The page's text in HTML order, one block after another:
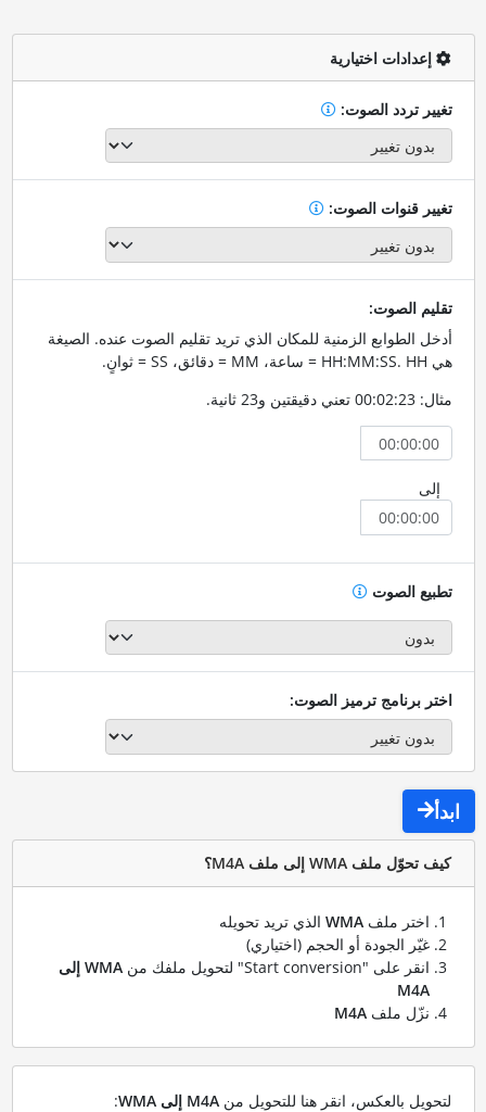
إعدادات اختيارية
تغيير تردد الصوت:
تغيير قنوات الصوت:
تقليم الصوت:
أدخل الطوابع الزمنية للمكان الذي تريد تقليم الصوت عنده. الصيغة
هي HH:MM:SS. HH = ساعة، MM = دقائق، SS = ثوانٍ.
مثال: 00:02:23 تعني دقيقتين و23 ثانية.
إلى
تطبيع الصوت
اختر برنامج ترميز الصوت:
ابدأ
كيف تحوّل ملف WMA إلى ملف M4A؟
اختر ملف WMAالذي تريد تحويله
غيّر الجودة أو الحجم (اختياري)
انقر على "Start conversion" لتحويل ملفك من
WMA إلى
M4A
نزّل ملف M4A
لتحويل بالعكس، انقر هنا للتحويل من M4A إلى WMA
: